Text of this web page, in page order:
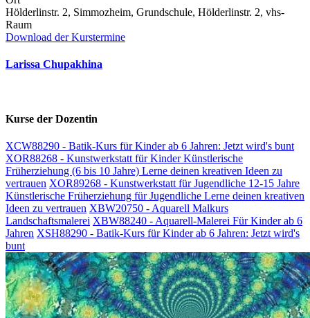
Hölderlinstr. 2, Simmozheim, Grundschule, Hölderlinstr. 2, vhs-
Raum
Download der Kurstermine
Larissa Chupakhina
Kurse der Dozentin
XCW88290 - Batik-Kurs für Kinder ab 6 Jahren: Jetzt wird's bunt
XOR88268 - Kunstwerkstatt für Kinder Künstlerische
Früherziehung (6 bis 10 Jahre) Lerne deinen kreativen Ideen zu
vertrauen XOR89268 - Kunstwerkstatt für Jugendliche 12-15 Jahre
Künstlerische Früherziehung für Jugendliche Lerne deinen kreativen
Ideen zu vertrauen XBW20750 - Aquarell Malkurs
Landschaftsmalerei XBW88240 - Aquarell-Malerei Für Kinder ab 6
Jahren XSH88290 - Batik-Kurs für Kinder ab 6 Jahren: Jetzt wird's
bunt